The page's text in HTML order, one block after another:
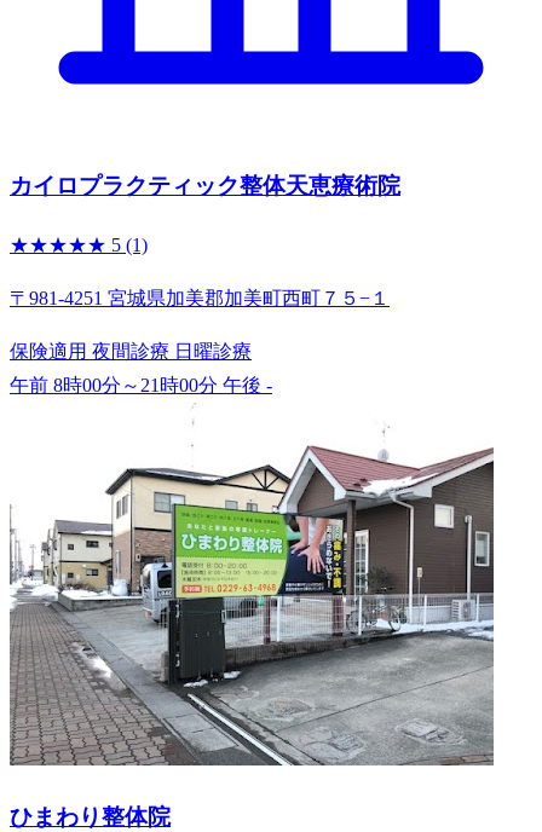
カイロプラクティック整体天恵療術院
★★★★★ 5 (1)
〒981-4251 宮城県加美郡加美町西町７５−１
保険適用 夜間診療 日曜診療
午前 8時00分～21時00分 午後 -
ひまわり整体院